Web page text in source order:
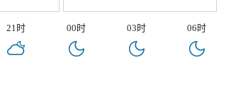
21时 00时 03时 06时